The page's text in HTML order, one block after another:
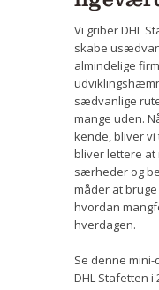
Vi griber DHL
skabe
almindelige
sædvanlige
mange uden.
kende, bliver
bliver lettere
særheder og
måder at
hvordan
hverdagen.
Se denne
DHL Stafetten i